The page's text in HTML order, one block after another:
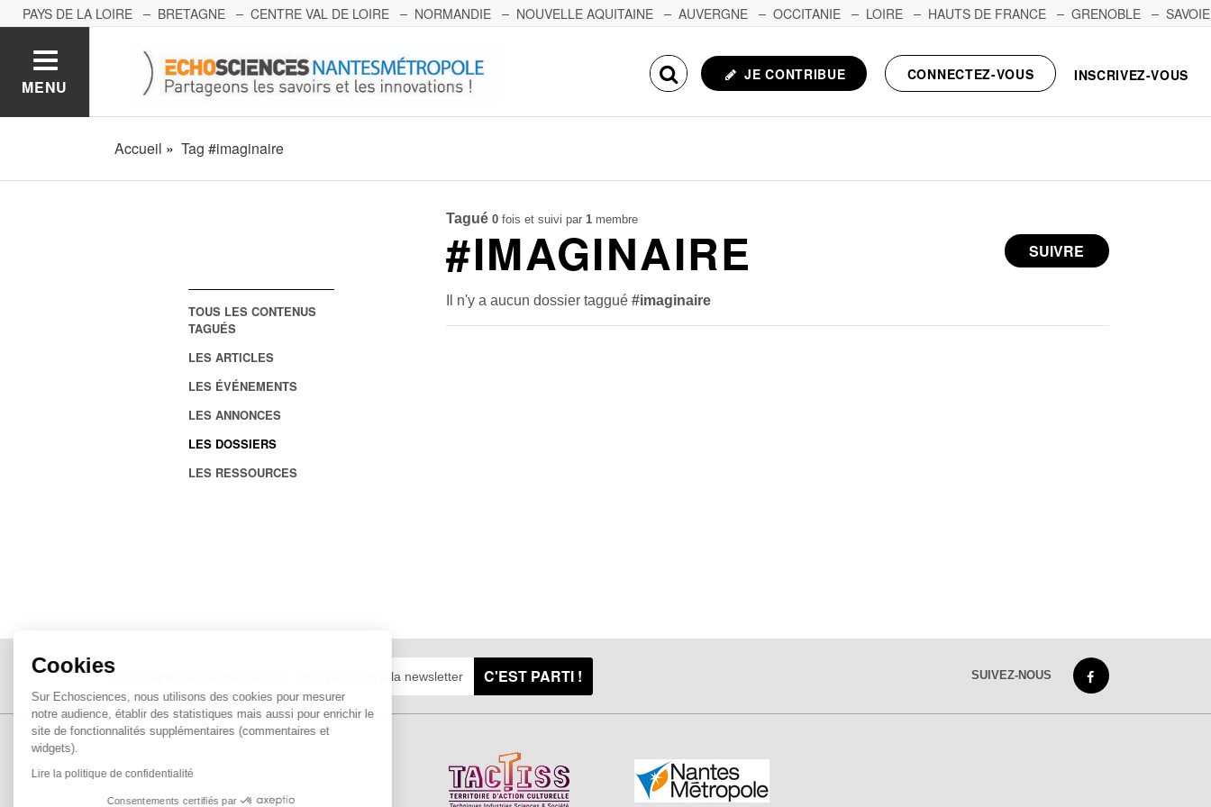
Cookies
Sur Echosciences, nous utilisons des cookies pour mesurer
notre audience, établir des statistiques mais aussi pour enrichir le
site de fonctionnalités supplémentaires (commentaires et
widgets).
Lire la politique de confidentialité
Consentements certifiés par
PAYS DE LA LOIRE BRETAGNE CENTRE VAL DE LOIRE NORMANDIE NOUVELLE AQUITAINE AUVERGNE OCCITANIE LOIRE HAUTS DE FRANCE GRENOBLE
SAVOIE
MENU
JE CONTRIBUE CONNECTEZ-VOUS INSCRIVEZ-VOUS
Accueil Tag #imaginaire
TOUS LES CONTENUS
TAGUÉS
LES ARTICLES
LES ÉVÉNEMENTS
LES ANNONCES
LES DOSSIERS
LES RESSOURCES
Tagué 0 fois et suivi par1 membre
SUIVRE
#IMAGINAIRE
Il n'y a aucun dossier taggué#imaginaire
C'EST PARTI ! SUIVEZ-NOUS